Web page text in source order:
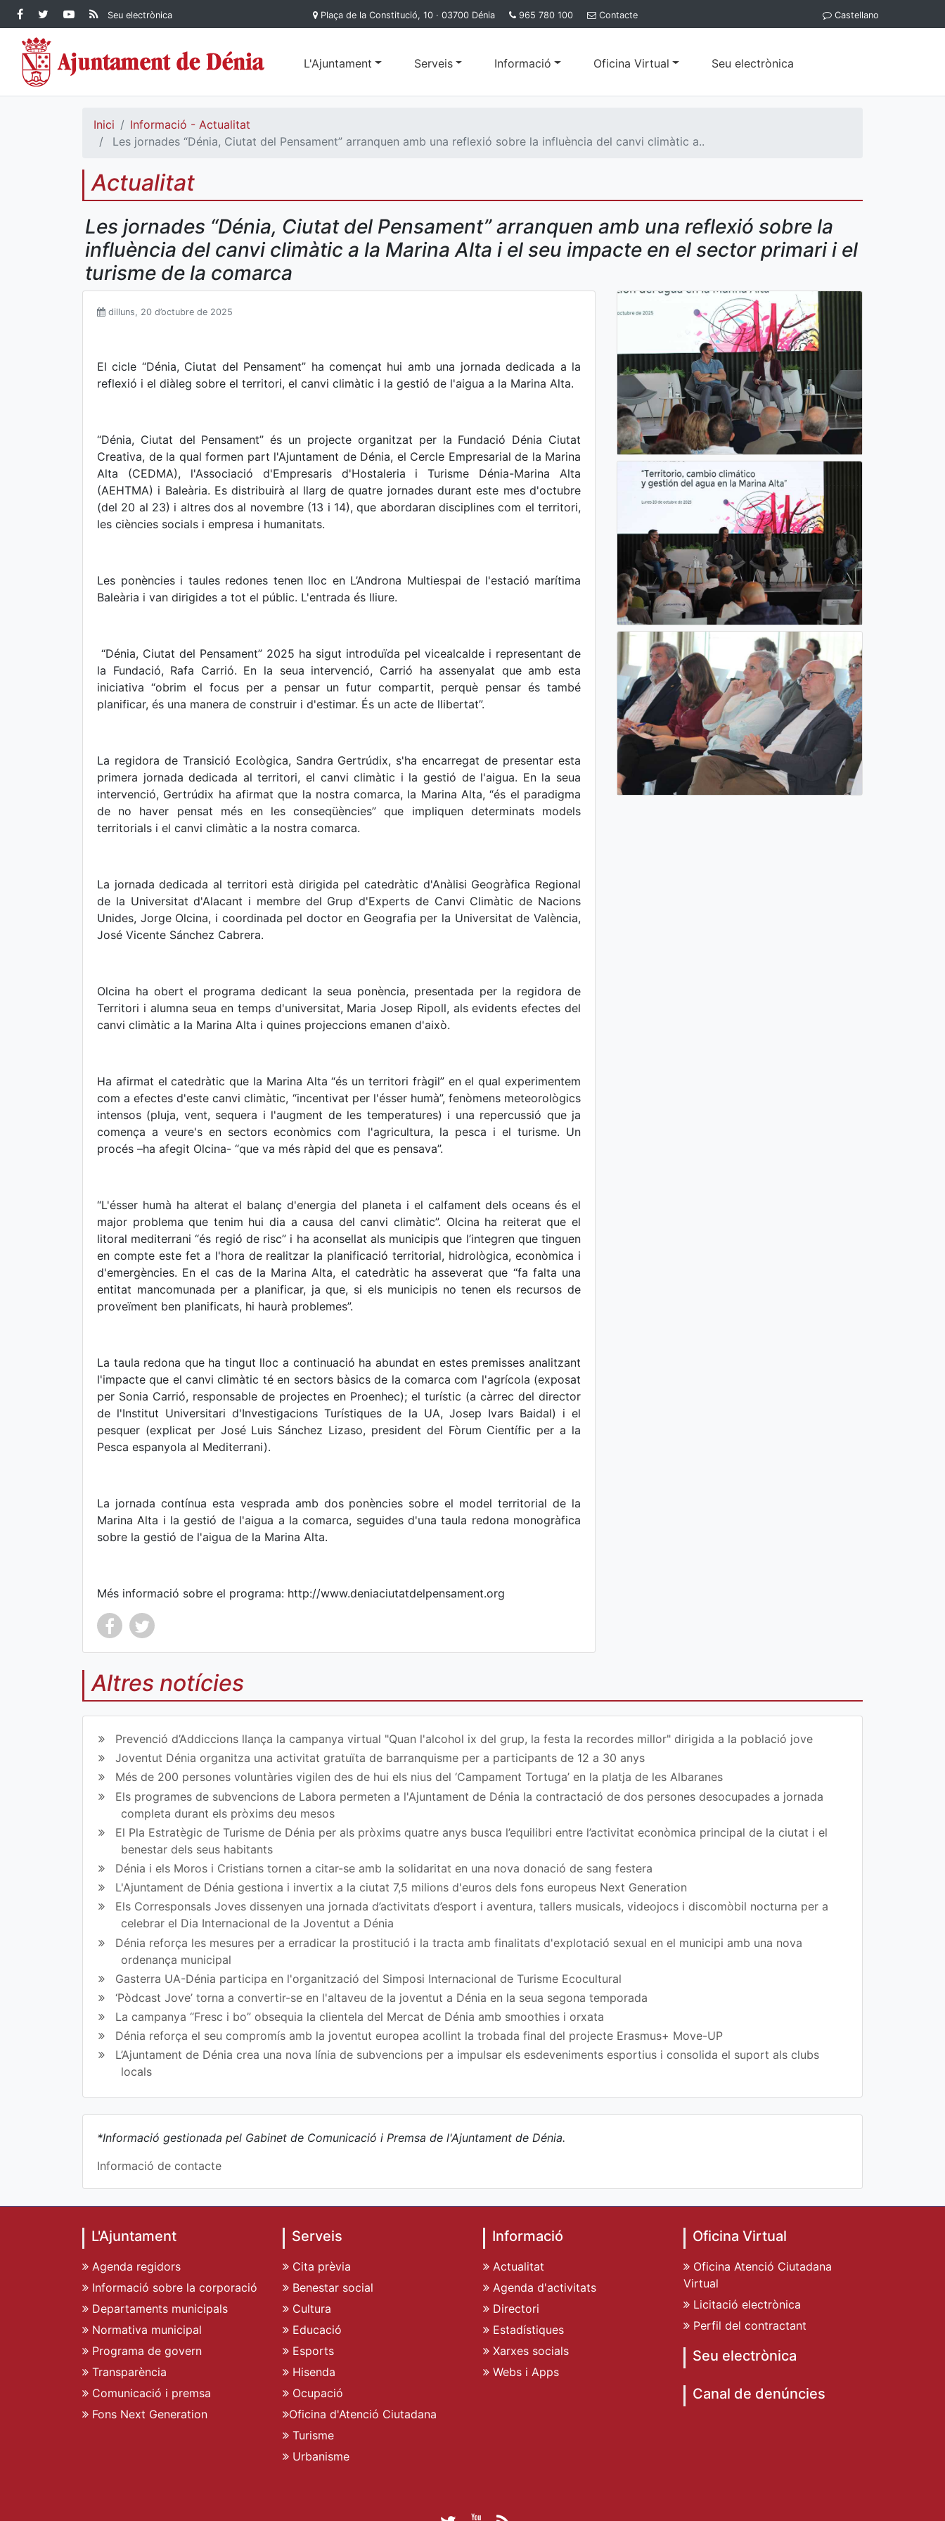
Contingut principal
Facebook Ajuntament de
Dénia
Twitter Ajuntament de
Dénia
YouTube Ajuntament
de Dénia
RSS Actualitat
Ajuntament de
Seu electrònica Plaça de la Constitució, 10 · 03700 Dénia 965 780 100 Contacte Castellano
L'Ajuntament Serveis Informació Oficina Virtual Seu electrònica
Inici
Informació - Actualitat
Les jornades “Dénia, Ciutat del Pensament” arranquen amb una reflexió sobre la influència del canvi climàtic a..
Actualitat
Les jornades “Dénia, Ciutat del Pensament” arranquen amb una reflexió sobre la
influència del canvi climàtic a la Marina Alta i el seu impacte en el sector primari i el
turisme de la comarca
dilluns, 20 d’octubre de 2025
El cicle “Dénia, Ciutat del Pensament” ha començat hui amb una jornada dedicada a la
reflexió i el diàleg sobre el territori, el canvi climàtic i la gestió de l'aigua a la Marina Alta.
“Dénia, Ciutat del Pensament” és un projecte organitzat per la Fundació Dénia Ciutat
Creativa, de la qual formen part l'Ajuntament de Dénia, el Cercle Empresarial de la Marina
Alta (CEDMA), l'Associació d'Empresaris d'Hostaleria i Turisme Dénia-Marina Alta
(AEHTMA) i Baleària. Es distribuirà al llarg de quatre jornades durant este mes d'octubre
(del 20 al 23) i altres dos al novembre (13 i 14), que abordaran disciplines com el territori,
les ciències socials i empresa i humanitats.
Les ponències i taules redones tenen lloc en L’Androna Multiespai de l'estació marítima
Baleària i van dirigides a tot el públic. L'entrada és lliure.
“Dénia, Ciutat del Pensament” 2025 ha sigut introduïda pel vicealcalde i representant de
la Fundació, Rafa Carrió. En la seua intervenció, Carrió ha assenyalat que amb esta
iniciativa “obrim el focus per a pensar un futur compartit, perquè pensar és també
planificar, és una manera de construir i d'estimar. És un acte de llibertat”.
La regidora de Transició Ecològica, Sandra Gertrúdix, s'ha encarregat de presentar esta
primera jornada dedicada al territori, el canvi climàtic i la gestió de l'aigua. En la seua
intervenció, Gertrúdix ha afirmat que la nostra comarca, la Marina Alta, “és el paradigma
de no haver pensat més en les conseqüències” que impliquen determinats models
territorials i el canvi climàtic a la nostra comarca.
La jornada dedicada al territori està dirigida pel catedràtic d'Anàlisi Geogràfica Regional
de la Universitat d'Alacant i membre del Grup d'Experts de Canvi Climàtic de Nacions
Unides, Jorge Olcina, i coordinada pel doctor en Geografia per la Universitat de València,
José Vicente Sánchez Cabrera.
Olcina ha obert el programa dedicant la seua ponència, presentada per la regidora de
Territori i alumna seua en temps d'universitat, Maria Josep Ripoll, als evidents efectes del
canvi climàtic a la Marina Alta i quines projeccions emanen d'això.
Ha afirmat el catedràtic que la Marina Alta “és un territori fràgil” en el qual experimentem
com a efectes d'este canvi climàtic, “incentivat per l'ésser humà”, fenòmens meteorològics
intensos (pluja, vent, sequera i l'augment de les temperatures) i una repercussió que ja
comença a veure's en sectors econòmics com l'agricultura, la pesca i el turisme. Un
procés –ha afegit Olcina- “que va més ràpid del que es pensava”.
“L'ésser humà ha alterat el balanç d'energia del planeta i el calfament dels oceans és el
major problema que tenim hui dia a causa del canvi climàtic”. Olcina ha reiterat que el
litoral mediterrani “és regió de risc” i ha aconsellat als municipis que l’integren que tinguen
en compte este fet a l'hora de realitzar la planificació territorial, hidrològica, econòmica i
d'emergències. En el cas de la Marina Alta, el catedràtic ha asseverat que “fa falta una
entitat mancomunada per a planificar, ja que, si els municipis no tenen els recursos de
proveïment ben planificats, hi haurà problemes”.
La taula redona que ha tingut lloc a continuació ha abundat en estes premisses analitzant
l'impacte que el canvi climàtic té en sectors bàsics de la comarca com l'agrícola (exposat
per Sonia Carrió, responsable de projectes en Proenhec); el turístic (a càrrec del director
de l'Institut Universitari d'Investigacions Turístiques de la UA, Josep Ivars Baidal) i el
pesquer (explicat per José Luis Sánchez Lizaso, president del Fòrum Científic per a la
Pesca espanyola al Mediterrani).
La jornada contínua esta vesprada amb dos ponències sobre el model territorial de la
Marina Alta i la gestió de l'aigua a la comarca, seguides d'una taula redona monogràfica
sobre la gestió de l'aigua de la Marina Alta.
Més informació sobre el programa: http://www.deniaciutatdelpensament.org
Co
art
ir
en
Fa
ce
bo
ok
Co
art
ir
en
Tw
itt
er
Altres notícies
Prevenció d’Addiccions llança la campanya virtual "Quan l'alcohol ix del grup, la festa la recordes millor" dirigida a la població jove
Joventut Dénia organitza una activitat gratuïta de barranquisme per a participants de 12 a 30 anys
Més de 200 persones voluntàries vigilen des de hui els nius del ‘Campament Tortuga’ en la platja de les Albaranes
Els programes de subvencions de Labora permeten a l'Ajuntament de Dénia la contractació de dos persones desocupades a jornada
completa durant els pròxims deu mesos
El Pla Estratègic de Turisme de Dénia per als pròxims quatre anys busca l’equilibri entre l’activitat econòmica principal de la ciutat i el
benestar dels seus habitants
Dénia i els Moros i Cristians tornen a citar-se amb la solidaritat en una nova donació de sang festera
L'Ajuntament de Dénia gestiona i invertix a la ciutat 7,5 milions d'euros dels fons europeus Next Generation
Els Corresponsals Joves dissenyen una jornada d’activitats d’esport i aventura, tallers musicals, videojocs i discomòbil nocturna per a
celebrar el Dia Internacional de la Joventut a Dénia
Dénia reforça les mesures per a erradicar la prostitució i la tracta amb finalitats d'explotació sexual en el municipi amb una nova
ordenança municipal
Gasterra UA-Dénia participa en l'organització del Simposi Internacional de Turisme Ecocultural
‘Pòdcast Jove’ torna a convertir-se en l'altaveu de la joventut a Dénia en la seua segona temporada
La campanya “Fresc i bo” obsequia la clientela del Mercat de Dénia amb smoothies i orxata
Dénia reforça el seu compromís amb la joventut europea acollint la trobada final del projecte Erasmus+ Move-UP
L’Ajuntament de Dénia crea una nova línia de subvencions per a impulsar els esdeveniments esportius i consolida el suport als clubs
locals
*Informació gestionada pel Gabinet de Comunicació i Premsa de l'Ajuntament de Dénia.
Informació de contacte
L'Ajuntament
Agenda regidors
Informació sobre la corporació
Departaments municipals
Normativa municipal
Programa de govern
Transparència
Comunicació i premsa
Fons Next Generation
Serveis
Cita prèvia
Benestar social
Cultura
Educació
Esports
Hisenda
Ocupació
Oficina d'Atenció Ciutadana
Turisme
Urbanisme
Informació
Actualitat
Agenda d'activitats
Directori
Estadístiques
Xarxes socials
Webs i Apps
Oficina Virtual
Oficina Atenció Ciutadana
Virtual
Licitació electrònica
Perfil del contractant
Seu electrònica
Canal de denúncies